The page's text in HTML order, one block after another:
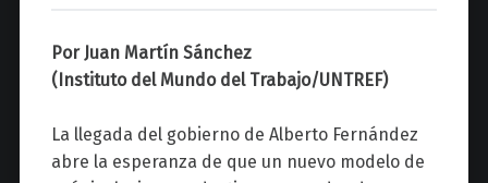
Por Juan Martín Sánchez
(Instituto del Mundo del Trabajo/UNTREF)
La llegada del gobierno de Alberto Fernández
abre la esperanza de que un nuevo modelo de